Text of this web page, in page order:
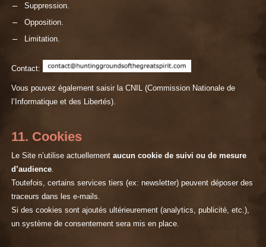
Suppression.
Opposition.
Limitation.
Contact:
Vous pouvez également saisir la CNIL (Commission Nationale de
l’Informatique et des Libertés).
11. Cookies
Le Site n’utilise actuellement aucun cookie de suivi ou de mesure
d’audience.
Toutefois, certains services tiers (ex: newsletter) peuvent déposer des
traceurs dans les e-mails.
Si des cookies sont ajoutés ultérieurement (analytics, publicité, etc.),
un système de consentement sera mis en place.